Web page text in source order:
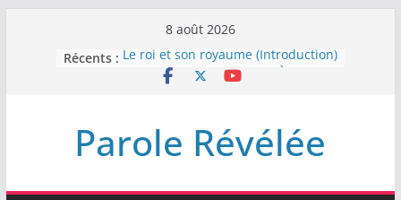
8 août 2026
Récents : Le roi et son royaume (Introduction)
DEMEUREZ DANS LA LUMIÈRE
LABAN
L’INTERVENTION DE DIEU
Parole Révélée